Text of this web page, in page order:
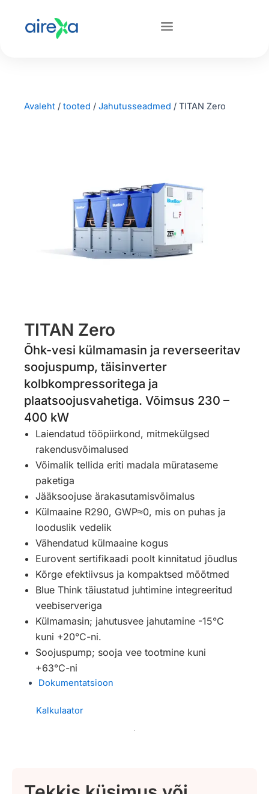
Avaleht / tooted / Jahutusseadmed / TITAN Zero
TITAN Zero
Õhk-vesi külmamasin ja reverseeritav
soojuspump, täisinverter
kolbkompressoritega ja
plaatsoojusvahetiga. Võimsus 230 –
400 kW
Laiendatud tööpiirkond, mitmekülgsed
rakendusvõimalused
Võimalik tellida eriti madala mürataseme
paketiga
Jääksoojuse ärakasutamisvõimalus
Külmaaine R290, GWP≈0, mis on puhas ja
looduslik vedelik
Vähendatud külmaaine kogus
Eurovent sertifikaadi poolt kinnitatud jõudlus
Kõrge efektiivsus ja kompaktsed mõõtmed
Blue Think täiustatud juhtimine integreeritud
veebiserveriga
Külmamasin; jahutusvee jahutamine -15°C
kuni +20°C-ni.
Soojuspump; sooja vee tootmine kuni
+63°C-ni
Dokumentatsioon
Kalkulaator